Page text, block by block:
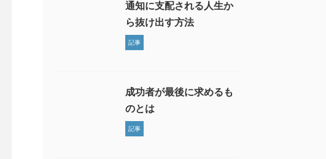
通知に支配される人生か
ら抜け出す方法
記事
成功者が最後に求めるも
のとは
記事